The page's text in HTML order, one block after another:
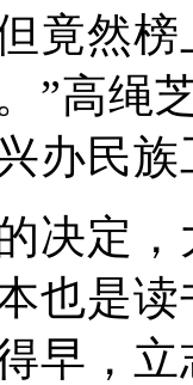
竟然
”高绳
办民
决定
也是
早，